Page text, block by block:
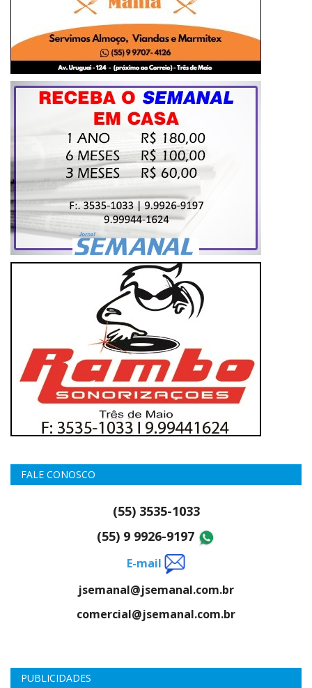
FALE CONOSCO
(55) 3535-1033
(55) 9 9926-9197
E-mail
jsemanal@jsemanal.com.br
comercial@jsemanal.com.br
PUBLICIDADES